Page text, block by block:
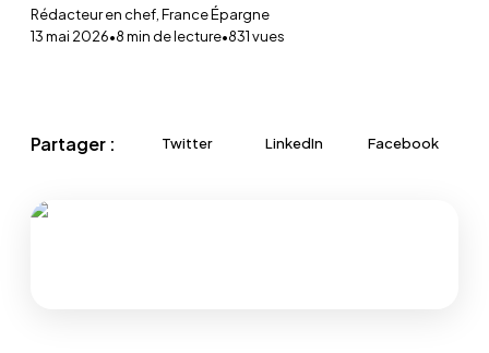
Rédacteur en chef, France Épargne
13 mai 2026•8min de lecture•831vues
Partager : Twitter LinkedIn Facebook